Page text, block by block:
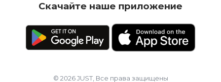
Скачайте наше приложение
© 2026 JUST, Все права защищены